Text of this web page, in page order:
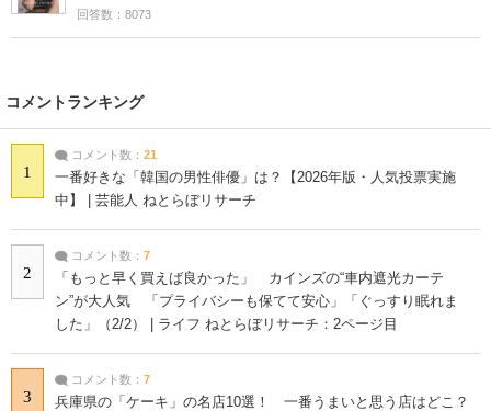
回答数：8073
コメントランキング
1
コメント数： 21
一番好きな「韓国の男性俳優」は？【2026年版・人気投票実施
中】 | 芸能人 ねとらぼリサーチ
2
コメント数： 7
「もっと早く買えば良かった」 カインズの“車内遮光カーテ
ン”が大人気 「プライバシーも保てて安心」「ぐっすり眠れま
した」（2/2） | ライフ ねとらぼリサーチ：2ページ目
3
コメント数： 7
兵庫県の「ケーキ」の名店10選！ 一番うまいと思う店はどこ？